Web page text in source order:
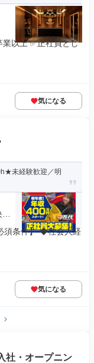
以上 ✅正社員とし
気になる
未経験歓迎／明
須条件】 ◆社会人経
気になる
社・オープニン